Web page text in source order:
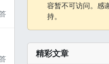
容暂不可访问。感
持。
精彩文章